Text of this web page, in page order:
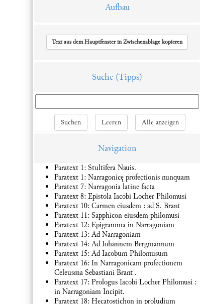
Aufbau
Text aus dem Hauptfenster in Zwischenablage kopieren
Suche (Tipps)
Suchen Leeren Alle anzeigen
Navigation
Paratext 1: Stultifera Nauis.
Paratext 1: Narragonicę profectionis nunquam
Paratext 7: Narragonia latine facta
Paratext 8: Epistola Iacobi Locher Philomusi
Paratext 10: Carmen eiusdem : ad S. Brant
Paratext 11: Sapphicon eiusdem philomusi
Paratext 12: Epigramma in Narragoniam
Paratext 13: Ad Narragoniam
Paratext 14: Ad Iohannem Bergmannum
Paratext 15: Ad Iacobum Philomusum
Paratext 16: In Narragonicam profectionem
Celeusma Sebastiani Brant .
Paratext 17: Prologus Iacobi Locher Philomusi :
in Narragoniam Incipit.
Paratext 18: Hecatostichon in proludium